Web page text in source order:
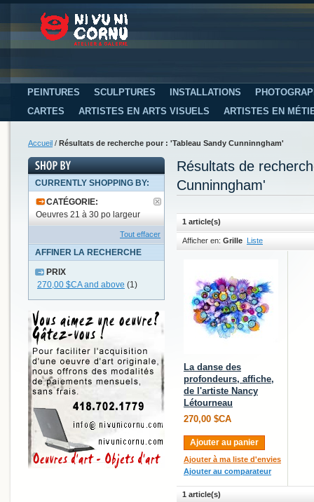
PEINTURES SCULPTURES INSTALLATIONS
CARTES
ARTISTES EN ARTS VISUELS ARTISTES EN
Accueil / Résultats de recherche pour : 'Tableau Sandy Cunninngham'
Résultats de
Cunninngham'
1 article(s)
Afficher en: Grille Liste
La danse des
profondeurs, affiche,
de l'artiste Nancy
Létourneau
270,00 $CA
Ajouter au panier
Ajouter à ma liste d'envies
Ajouter au comparateur
1 article(s)
CURRENTLY SHOPPING BY:
CATÉGORIE:
Oeuvres 21 à 30 po largeur
Tout effacer
AFFINER LA RECHERCHE
PRIX
270,00 $CAand above (1)